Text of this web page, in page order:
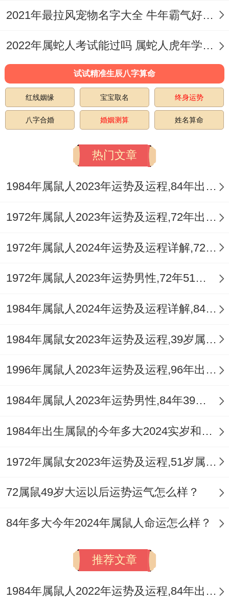
2021年最拉风宠物名字大全 牛年霸气好听的宠物名字
2022年属蛇人考试能过吗 属蛇人虎年学习上注意事项
试试精准生辰八字算命
红线姻缘 宝宝取名 终身运势
八字合婚 婚姻测算 姓名算命
热门文章
1984年属鼠人2023年运势及运程,84年出生的39岁生肖鼠2023年每月运势详解
1972年属鼠人2023年运势及运程,72年出生的51岁生肖鼠2023年每月运势如何
1972年属鼠人2024年运势及运程详解,72年出生52岁肖鼠人在2024全年每月运势完整版
1972年属鼠人2023年运势男性,72年51岁属鼠男2023年每月运程怎么样
1984年属鼠人2024年运势及运程详解,84年出生40岁肖鼠人在2024全年每月运势完整版
1984年属鼠女2023年运势及运程,39岁属鼠人2023全年每月运势女性如何
1996年属鼠人2023年运势及运程,96年出生的27岁生肖鼠2023年每月运势详解
1984年属鼠人2023年运势男性,84年39岁属鼠男2023年每月运程怎么样
1984年出生属鼠的今年多大2024实岁和虚岁
1972年属鼠女2023年运势及运程,51岁属鼠人2023全年每月运势女性如何
72属鼠49岁大运以后运势运气怎么样？
84年多大今年2024年属鼠人命运怎么样？
推荐文章
1984年属鼠人2022年运势及运程,84年出生的38岁属鼠2022年每月运程详解